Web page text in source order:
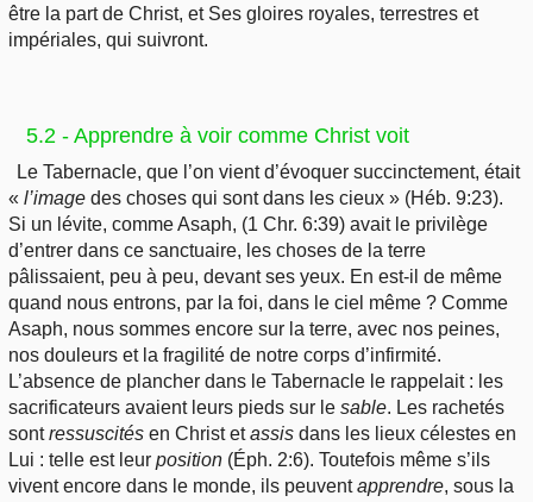
être la part de Christ, et Ses gloires royales, terrestres et
impériales, qui suivront.
5.2 - Apprendre à voir comme Christ voit
Le Tabernacle, que l’on vient d’évoquer succinctement, était
« l’image des choses qui sont dans les cieux » (Héb. 9:23).
Si un lévite, comme Asaph, (1 Chr. 6:39) avait le privilège
d’entrer dans ce sanctuaire, les choses de la terre
pâlissaient, peu à peu, devant ses yeux. En est-il de même
quand nous entrons, par la foi, dans le ciel même ? Comme
Asaph, nous sommes encore sur la terre, avec nos peines,
nos douleurs et la fragilité de notre corps d’infirmité.
L’absence de plancher dans le Tabernacle le rappelait : les
sacrificateurs avaient leurs pieds sur le sable. Les rachetés
sontressuscités en Christ etassis dans les lieux célestes en
Lui : telle est leur position (Éph. 2:6). Toutefois même s’ils
vivent encore dans le monde, ils peuventapprendre, sous la